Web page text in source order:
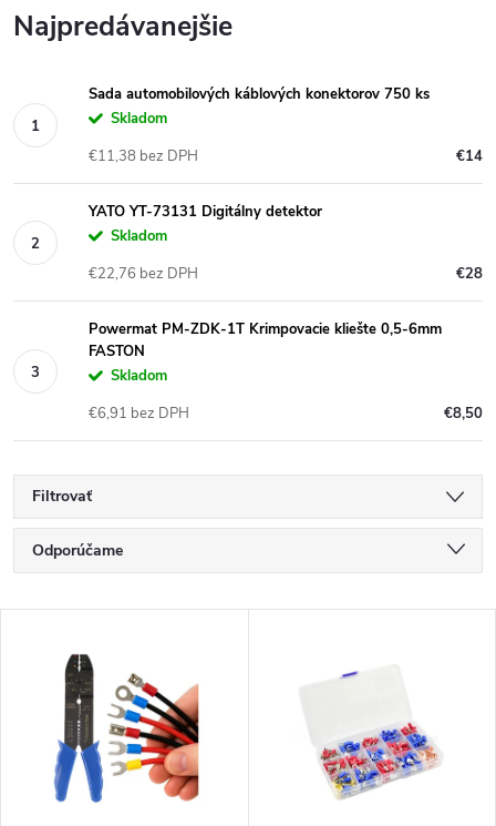
Najpredávanejšie
Sada automobilových káblových konektorov 750 ks
Skladom
€14
€11,38 bez DPH
YATO YT-73131 Digitálny detektor
Skladom
€28
€22,76 bez DPH
Powermat PM-ZDK-1T Krimpovacie kliešte 0,5-6mm
FASTON
Skladom
€8,50
€6,91 bez DPH
Filtrovať
R
a
Odporúčame
Najpredávanejšie
Abecedne